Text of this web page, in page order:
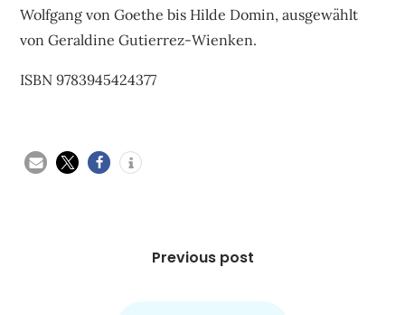
Wolfgang von Goethe bis Hilde Domin, ausgewählt
von Geraldine Gutierrez-Wienken.
ISBN 9783945424377
Previous post